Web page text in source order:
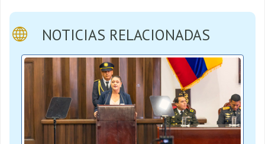
NOTICIAS RELACIONADAS